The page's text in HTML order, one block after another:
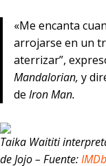
«Me encanta
arrojarse en un
aterrizar”,
Mandalorian, y
de Iron Man.
Taika Waititi
de Jojo – Fuente:IMDb